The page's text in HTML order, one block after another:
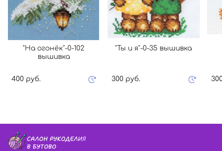
"На огонёк"-0-102
вышивка
400 руб.
"Ты и я"-0-35 вышивка
300 руб.